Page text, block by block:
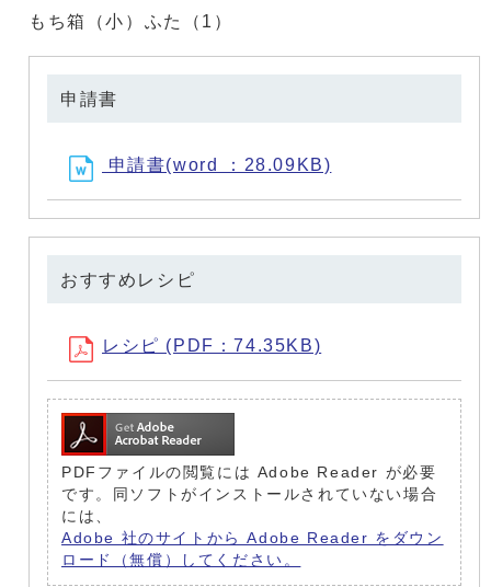
もち箱（小）ふた（1）
申請書
申請書(word ：28.09KB)
おすすめレシピ
レシピ (PDF：74.35KB)
PDFファイルの閲覧には Adobe Reader が必要
です。同ソフトがインストールされていない場合
には、
Adobe 社のサイトから Adobe Reader をダウン
ロード（無償）してください。